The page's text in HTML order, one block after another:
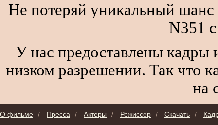
Не потеряй уникальный
N351
У нас предоставлены кадры
низком разрешении. Так что
на
О фильме / Пресса / Актеры / Режиссер / Скачать /